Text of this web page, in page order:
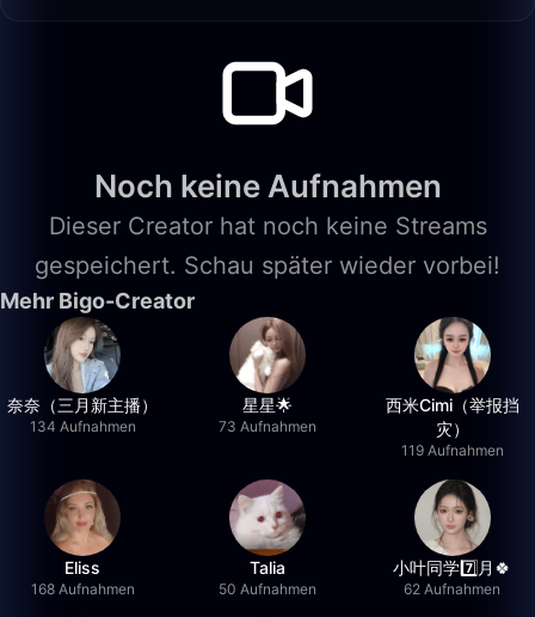
Noch keine Aufnahmen
Dieser Creator hat noch keine Streams
gespeichert. Schau später wieder vorbei!
Mehr Bigo-Creator
奈奈（三月新主播）
134 Aufnahmen
星星🌟
73 Aufnahmen
西米Cimi（举报挡
灾）
119 Aufnahmen
Eliss
168 Aufnahmen
Talia
50 Aufnahmen
小叶同学7️⃣月🍀
62 Aufnahmen